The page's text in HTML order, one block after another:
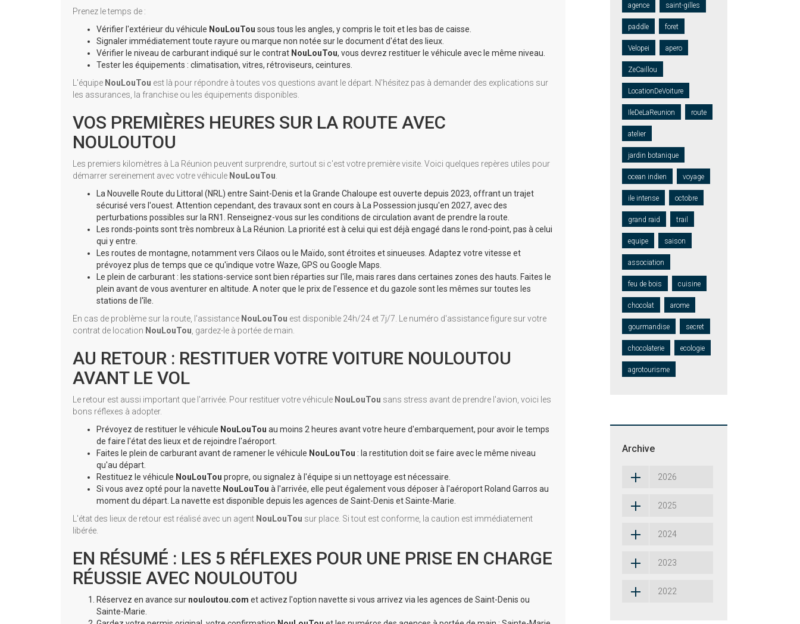
Prenez le temps de :
Vérifier l'extérieur du véhicule NouLouTou sous tous les angles, y compris le toit et les bas de caisse.
Signaler immédiatement toute rayure ou marque non notée sur le document d'état des lieux.
Vérifier le niveau de carburant indiqué sur le contrat NouLouTou, vous devrez restituer le véhicule avec le même niveau.
Tester les équipements : climatisation, vitres, rétroviseurs, ceintures.
L'équipe NouLouTou est là pour répondre à toutes vos questions avant le départ. N'hésitez pas à demander des explications sur
les assurances, la franchise ou les équipements disponibles.
VOS PREMIÈRES HEURES SUR LA ROUTE AVEC
NOULOUTOU
Les premiers kilomètres à La Réunion peuvent surprendre, surtout si c'est votre première visite. Voici quelques repères utiles pour
démarrer sereinement avec votre véhicule NouLouTou
La Nouvelle Route du Littoral (NRL) entre Saint-Denis et la Grande Chaloupe est ouverte depuis 2023, offrant un trajet
sécurisé vers l'ouest. Attention cependant, des travaux sont en cours à La Possession jusqu'en 2027, avec des
perturbations possibles sur la RN1. Renseignez-vous sur les conditions de circulation avant de prendre la route.
Les ronds-points sont très nombreux à La Réunion. La priorité est à celui qui est déjà engagé dans le rond-point, pas à celui
qui y entre.
Les routes de montagne, notamment vers Cilaos ou le Maïdo, sont étroites et sinueuses. Adaptez votre vitesse et
prévoyez plus de temps que ce qu'indique votre Waze, GPS ou Google Maps.
Le plein de carburant : les stations-service sont bien réparties sur l'île, mais rares dans certaines zones des hauts. Faites le
plein avant de vous aventurer en altitude. A noter que le prix de l'essence et du gazole sont les mêmes sur toutes les
stations de l'île.
En cas de problème sur la route, l'assistance NouLouTou est disponible 24h/24 et 7j/7. Le numéro d'assistance figure sur votre
contrat de location NouLouTou , gardez-le à portée de main.
AU RETOUR : RESTITUER VOTRE VOITURE NOULOUTOU
AVANT LE VOL
Le retour est aussi important que l'arrivée. Pour restituer votre véhicule NouLouTou sans stress avant de prendre l'avion, voici les
bons réflexes à adopter.
Prévoyez de restituer le véhicule NouLouTou au moins 2 heures avant votre heure d'embarquement, pour avoir le temps
de faire l'état des lieux et de rejoindre l'aéroport.
Faites le plein de carburant avant de ramener le véhicule NouLouTou : la restitution doit se faire avec le même niveau
qu'au départ.
Restituez le véhicule NouLouTou propre, ou signalez à l'équipe si un nettoyage est nécessaire.
Si vous avez opté pour la navette NouLouTou à l'arrivée, elle peut également vous déposer à l'aéroport Roland Garros au
moment du départ. La navette est disponible depuis les agences de Saint-Denis et Sainte-Marie.
L'état des lieux de retour est réalisé avec un agent NouLouTou sur place. Si tout est conforme, la caution est immédiatement
libérée.
EN RÉSUMÉ : LES 5 RÉFLEXES POUR UNE PRISE EN CHARGE
RÉUSSIE AVEC NOULOUTOU
Réservez en avance sur nouloutou.com et activez l'option navette si vous arrivez via les agences de Saint-Denis ou
Sainte-Marie.
agence saint-gilles
paddle foret
Velopei apero
ZeCaillou
LocationDeVoiture
IleDeLaReunion route
atelier
jardin botanique
ocean indien voyage
ile intense octobre
grand raid trail
equipe saison
association
feu de bois cuisine
chocolat arome
gourmandise secret
chocolaterie ecologie
agrotourisme
Archive
2026
2025
2024
2023
2022